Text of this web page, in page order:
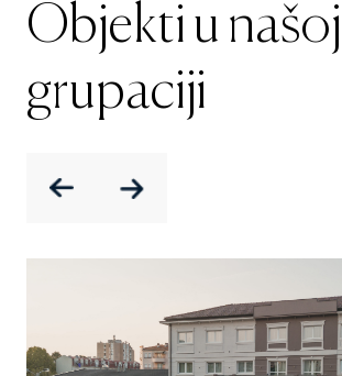
Objekti u našoj
grupaciji